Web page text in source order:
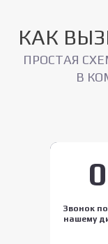
КАК
ПРОСТАЯ
В
Звонок
нашему